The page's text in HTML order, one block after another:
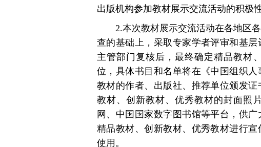
出版机构参加教材展示交流活动的积极
2.本次教材展示交流活动在各地区
查的基础上，采取专家学者评审和基层
主管部门复核后，最终确定精品教材
位，具体书目和名单将在《中国组织
教材的作者、出版社、推荐单位颁发
教材、创新教材、优秀教材的封面照
网、中国国家数字图书馆等平台，供
精品教材、创新教材、优秀教材进行
使用。